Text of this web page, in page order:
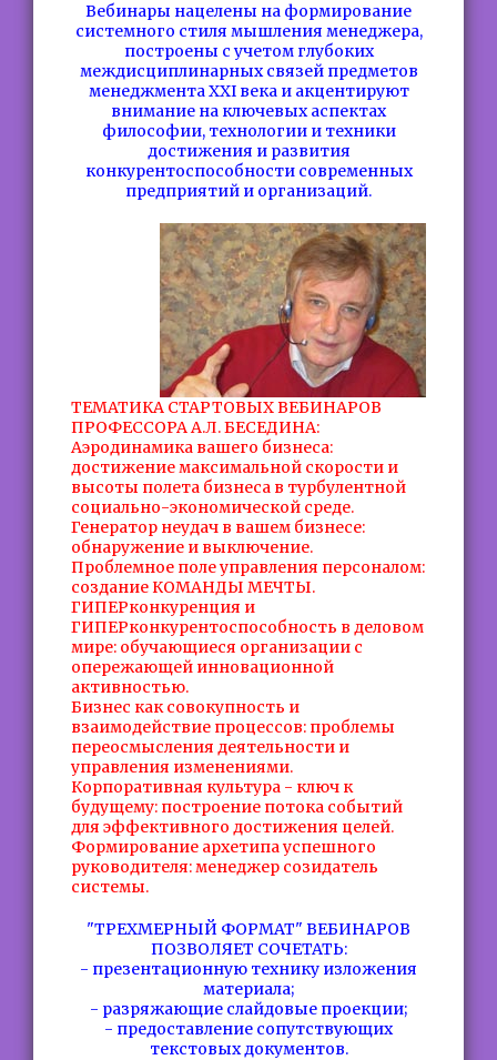
Вебинары нацелены на формирование
системного стиля мышления менеджера,
построены с учетом глубоких
междисциплинарных связей предметов
менеджмента XXI века и акцентируют
внимание на ключевых аспектах
философии, технологии и техники
достижения и развития
конкурентоспособности современных
предприятий и организаций.
ТЕМАТИКА СТАРТОВЫХ ВЕБИНАРОВ
ПРОФЕССОРА А.Л. БЕСЕДИНА:
Аэродинамика вашего бизнеса:
достижение максимальной скорости и
высоты полета бизнеса в турбулентной
социально-экономической среде.
Генератор неудач в вашем бизнесе:
обнаружение и выключение.
Проблемное поле управления персоналом:
создание КОМАНДЫ МЕЧТЫ.
ГИПЕРконкуренция и
ГИПЕРконкурентоспособность в деловом
мире: обучающиеся организации с
опережающей инновационной
активностью.
Бизнес как совокупность и
взаимодействие процессов: проблемы
переосмысления деятельности и
управления изменениями.
Корпоративная культура - ключ к
будущему: построение потока событий
для эффективного достижения целей.
Формирование архетипа успешного
руководителя: менеджер созидатель
системы.
"ТРЕХМЕРНЫЙ ФОРМАТ" ВЕБИНАРОВ
ПОЗВОЛЯЕТ СОЧЕТАТЬ:
- презентационную технику изложения
материала;
- разряжающие слайдовые проекции;
- предоставление сопутствующих
текстовых документов.